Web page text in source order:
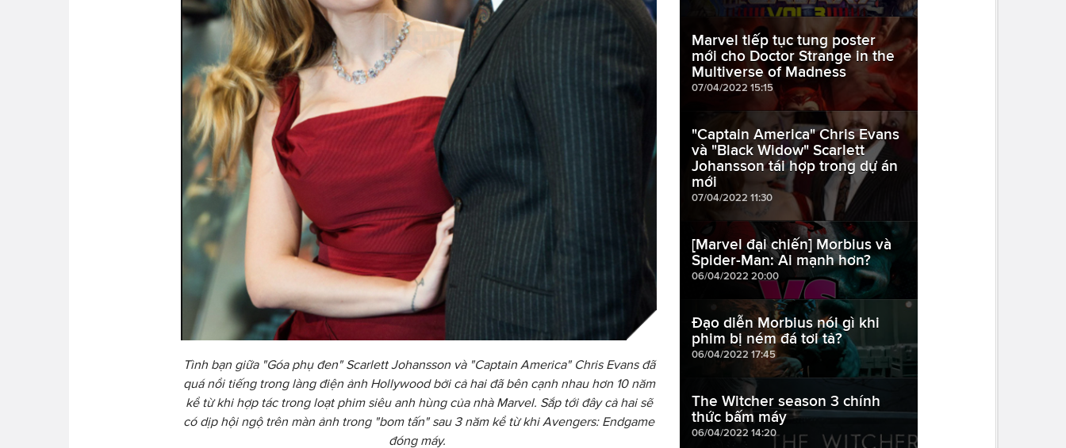
Tình bạn giữa "Góa phụ đen" Scarlett Johansson và "Captain America" Chris Evans đã
quá nổi tiếng trong làng điện ảnh Hollywood bởi cả hai đã bên cạnh nhau hơn 10 năm
kể từ khi hợp tác trong loạt phim siêu anh hùng của nhà Marvel. Sắp tới đây cả hai sẽ
có dịp hội ngộ trên màn ảnh trong "bom tấn" sau 3 năm kể từ khi Avengers: Endgame
đóng máy.
Marvel tiếp tục tung poster
mới cho Doctor Strange in the
Multiverse of Madness
07/04/2022 15:15
"Captain America" Chris Evans
và "Black Widow" Scarlett
Johansson tái hợp trong dự án
mới
07/04/2022 11:30
[Marvel đại chiến] Morbius và
Spider-Man: Ai mạnh hơn?
06/04/2022 20:00
Đạo diễn Morbius nói gì khi
phim bị ném đá tơi tả?
06/04/2022 17:45
The Witcher season 3 chính
thức bấm máy
06/04/2022 14:20